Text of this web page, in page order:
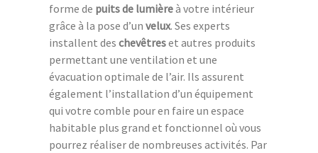
forme de puits de lumièreà votre intérieur
grâce à la pose d’un velux. Ses experts
installent des chevêtreset autres produits
permettant une ventilation et une
évacuation optimale de l’air. Ils assurent
également l’installation d’un équipement
qui votre comble pour en faire un espace
habitable plus grand et fonctionnel où vous
pourrez réaliser de nombreuses activités. Par